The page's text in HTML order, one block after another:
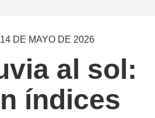
DE MAYO DE 2026
al sol:
índices